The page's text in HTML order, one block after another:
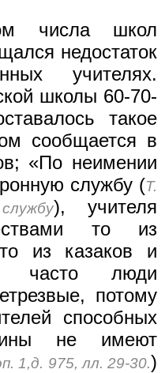
числа школ
недостаток
учителях.
школы 60-70-
такое
сообщается в
«По неимении
службу (Т.
), учителя
то из
из казаков и
часто люди
потому
способных
не имеют
1,д. 975, лл. 29-30.)